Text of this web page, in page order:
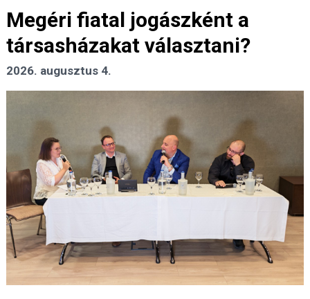
Megéri fiatal jogászként a
társasházakat választani?
2026. augusztus 4.